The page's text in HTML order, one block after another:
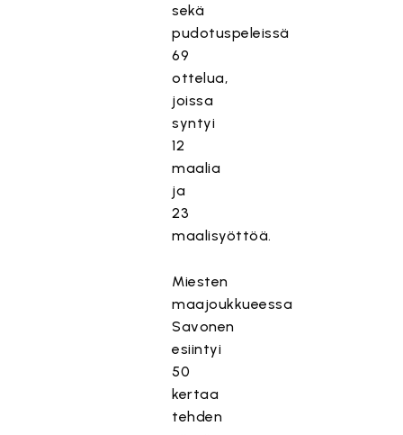
sekä
pudotuspeleissä
69
ottelua,
joissa
syntyi
12
maalia
ja
23
maalisyöttöä.
Miesten
maajoukkueessa
Savonen
esiintyi
50
kertaa
tehden